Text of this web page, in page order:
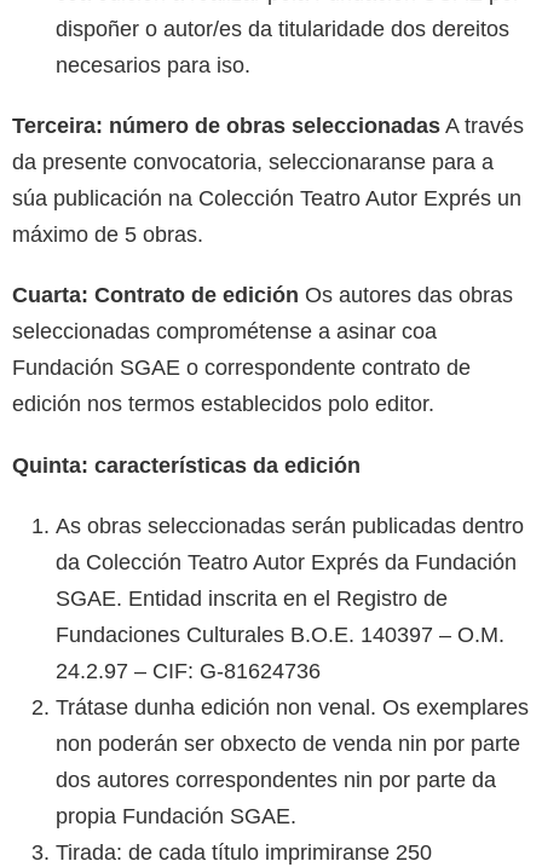
dispoñer o autor/es da titularidade dos dereitos
necesarios para iso.
Terceira: número de obras seleccionadas A través
da presente convocatoria, seleccionaranse para a
súa publicación na Colección Teatro Autor Exprés un
máximo de 5 obras.
Cuarta: Contrato de edición Os autores das obras
seleccionadas comprométense a asinar coa
Fundación SGAE o correspondente contrato de
edición nos termos establecidos polo editor.
Quinta: características da edición
As obras seleccionadas serán publicadas dentro
da Colección Teatro Autor Exprés da Fundación
SGAE. Entidad inscrita en el Registro de
Fundaciones Culturales B.O.E. 140397 – O.M.
24.2.97 – CIF: G-81624736
Trátase dunha edición non venal. Os exemplares
non poderán ser obxecto de venda nin por parte
dos autores correspondentes nin por parte da
propia Fundación SGAE.
Tirada: de cada título imprimiranse 250